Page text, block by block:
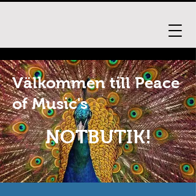
Välkommen till Peace
of Music's
NOTBUTIK!